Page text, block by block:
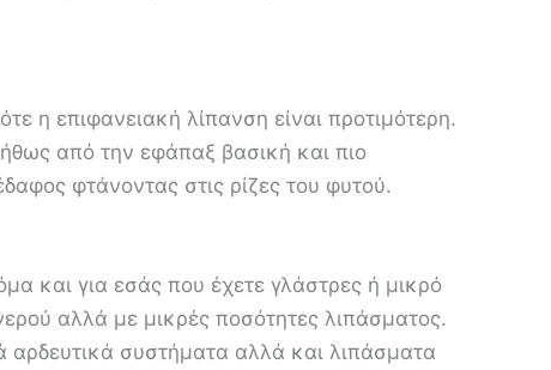
η επιφανειακή λίπανση είναι προτιμότερη.
από την εφάπαξ βασική και πιο
φτάνοντας στις ρίζες του φυτού.
και για εσάς που έχετε γλάστρες ή μικρό
αλλά με μικρές ποσότητες λιπάσματος.
αρδευτικά συστήματα αλλά και λιπάσματα